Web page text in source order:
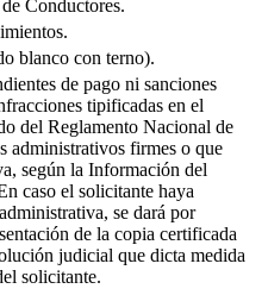
Conductores.
blanco con terno).
de pago ni sanciones
tipificadas en el
del Reglamento Nacional de
administrativos firmes o que
según la Información del
caso el solicitante haya
se dará por
de la copia certificada
judicial que dicta medida
solicitante.